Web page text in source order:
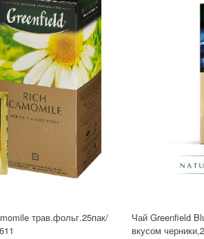
трав.фольг.25пак/
Чай Greenfield
вкусом